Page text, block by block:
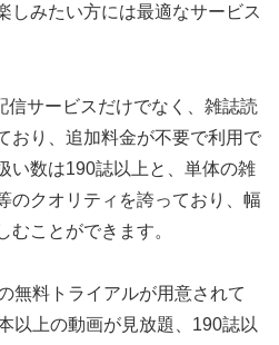
しみたい方には最適なサービス
信サービスだけでなく、雑誌読
おり、追加料金が不要で利用で
い数は190誌以上と、単体の雑
のクオリティを誇っており、幅
むことができます。
無料トライアルが用意されて
以上の動画が見放題、190誌以